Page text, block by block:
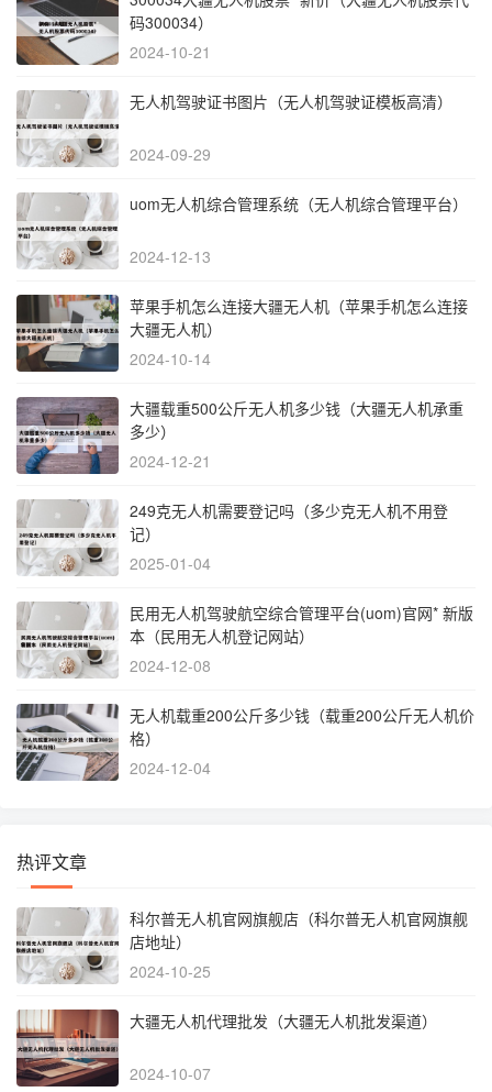
码300034）
2024-10-21
无人机驾驶证书图片（无人机驾驶证模板高清）
2024-09-29
uom无人机综合管理系统（无人机综合管理平台）
2024-12-13
苹果手机怎么连接大疆无人机（苹果手机怎么连接
大疆无人机）
2024-10-14
大疆载重500公斤无人机多少钱（大疆无人机承重
多少）
2024-12-21
249克无人机需要登记吗（多少克无人机不用登
记）
2025-01-04
民用无人机驾驶航空综合管理平台(uom)官网* 新版
本（民用无人机登记网站）
2024-12-08
无人机载重200公斤多少钱（载重200公斤无人机价
格）
2024-12-04
热评文章
科尔普无人机官网旗舰店（科尔普无人机官网旗舰
店地址）
2024-10-25
大疆无人机代理批发（大疆无人机批发渠道）
2024-10-07